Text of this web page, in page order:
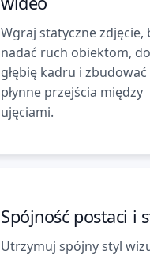
Wgraj statyczne zdjęcie,
nadać ruch obiektom,
głębię kadru i zbudować
płynne przejścia między
ujęciami.
Spójność postaci i
Utrzymuj spójny styl